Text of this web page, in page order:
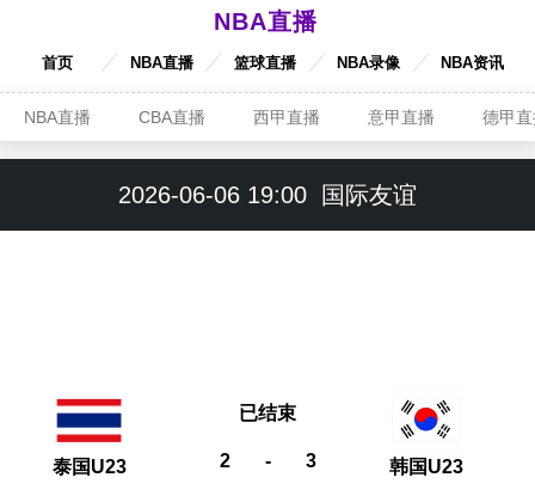
NBA直播
首页 NBA直播 篮球直播 NBA录像 NBA资讯
NBA直播 CBA直播 西甲直播 意甲直播 德甲
2026-06-06 19:00 国际友谊
泰国U23 2 - 3
已结束
韩国U23